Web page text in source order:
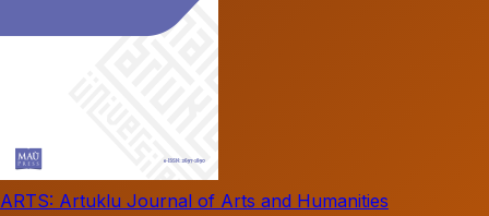
ARTS: Artuklu Journal of Arts and Humanities